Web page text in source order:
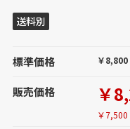
送料別
標準価格 ￥8,800
販売価格 ￥
￥7,500